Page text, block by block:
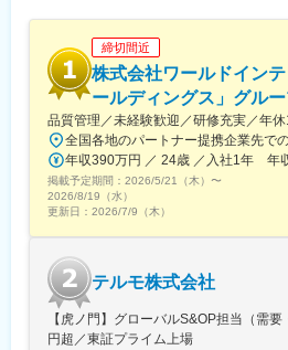
■就業環境
富山本社勤務（ハイブリッドワー
125日、福利厚生・社宅制度等も充
■想定されるキャリアパス
財務部門責任者、経営管理部門など
す。
■企業の特徴/魅力
変更の範囲：会社の定める業務
締切間近
株式会社ワールドイン
ールディングス」グル
品質管理／未経験歓迎／研修充実／年
掲載予定期間： 2026/5/21（木） 〜
2026/8/19（水）
更新日： 2026/7/9（木）
テルモ株式会社
【虎ノ門】グローバルS&OP担当（需
円超／東証プライム上場